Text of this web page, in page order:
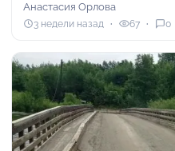
Анастасия Орлова
3 недели назад 67 0